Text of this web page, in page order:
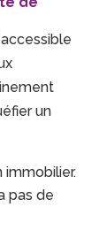
un
immobilier.
pas de